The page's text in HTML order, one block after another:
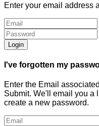
Enter your email address
Login
I've forgotten my
Enter the Email
Submit. We'll email you a
create a new password.